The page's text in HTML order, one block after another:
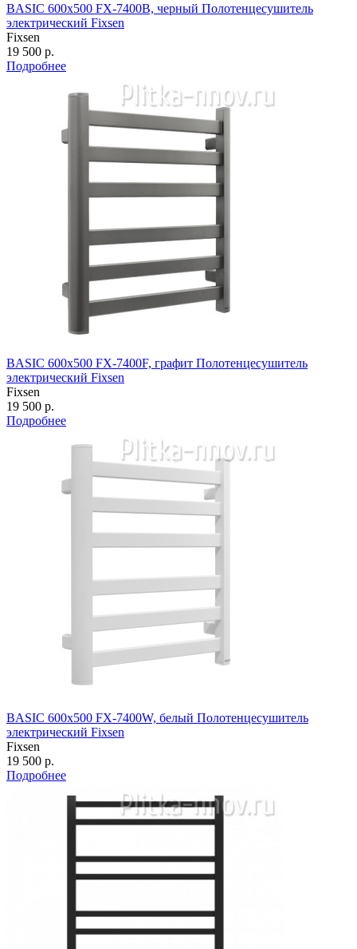
BASIC 600х500 FX-7400B, черный Полотенцесушитель
электрический Fixsen
Fixsen
19 500 р.
Подробнее
BASIC 600х500 FX-7400F, графит Полотенцесушитель
электрический Fixsen
Fixsen
19 500 р.
Подробнее
BASIC 600х500 FX-7400W, белый Полотенцесушитель
электрический Fixsen
Fixsen
19 500 р.
Подробнее